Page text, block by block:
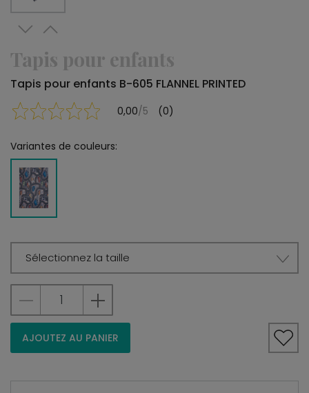
Tapis pour enfants
Tapis pour enfants B-605 FLANNEL PRINTED
0,00/5 (0)
Variantes de couleurs:
Sélectionnez la taille
AJOUTEZ AU PANIER